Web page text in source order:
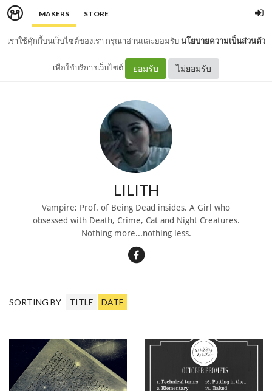
MAKERS STORE
เราใช้คุ๊กกี้บนเว็บไซต์ของเรา กรุณาอ่านและยอมรับนโยบายความเป็นส่วนตัว
เพื่อใช้บริการเว็บไซต์ ยอมรับ ไม่ยอมรับ
LILITH
Vampire; Prof. of Being Dead insides. A Girl who
obsessed with Death, Crime, Cat and Night Creatures.
Nothing more...nothing less.
SORTING BY TITLE DATE